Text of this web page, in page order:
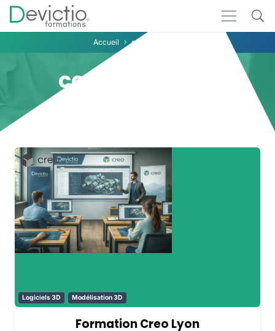
Accueil conception 3D
conception 3D
Logiciels 3D Modélisation 3D
Formation Creo Lyon